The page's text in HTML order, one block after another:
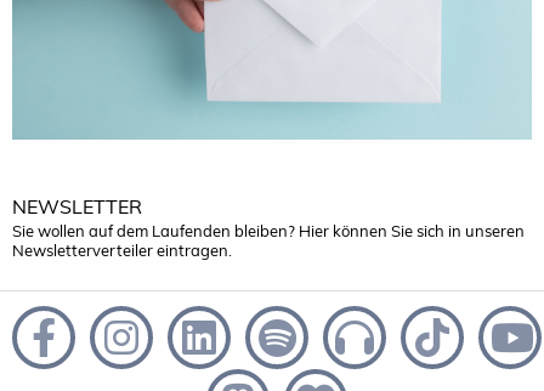
NEWSLETTER
Sie wollen auf dem Laufenden bleiben? Hier können Sie sich in unseren
Newsletterverteiler eintragen.